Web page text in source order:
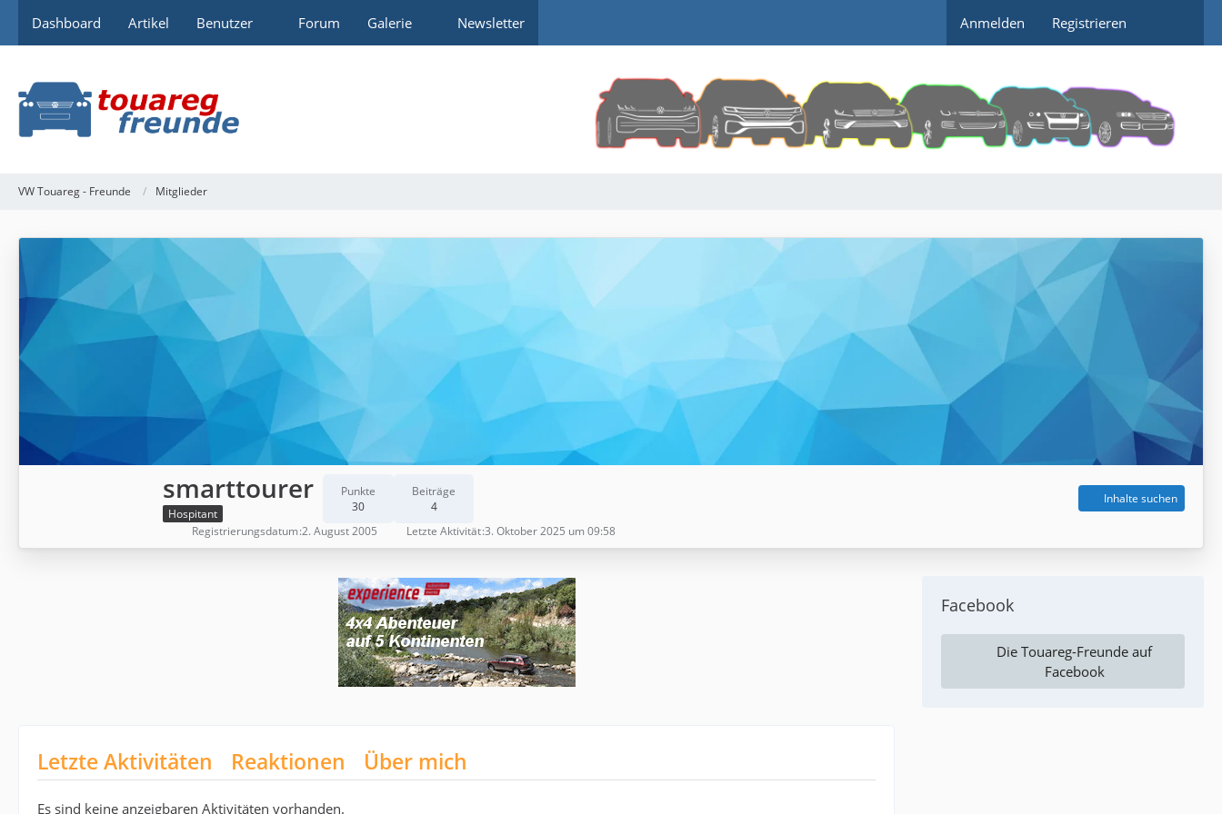
Dashboard Artikel Benutzer Forum Galerie Newsletter Anmelden Registrieren
VW Touareg - Freunde Mitglieder
smarttourer
Hospitant
Punkte
30
Beiträge
4
Inhalte suchen
Registrierungsdatum 2. August 2005 Letzte Aktivität 3. Oktober 2025 um 09:58
Letzte Aktivitäten Reaktionen Über mich
Es sind keine anzeigbaren Aktivitäten vorhanden.
Facebook
Die Touareg-Freunde auf
Facebook